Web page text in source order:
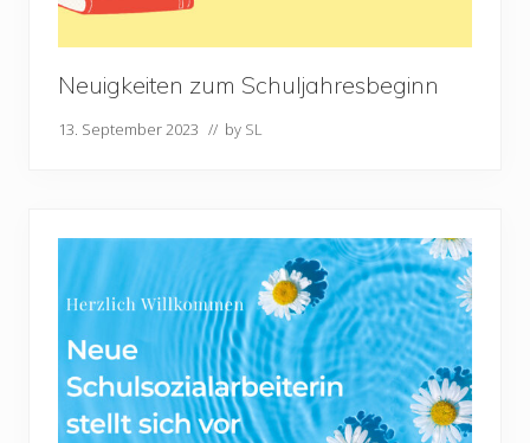
Neuigkeiten zum Schuljahresbeginn
13. September 2023 // by SL